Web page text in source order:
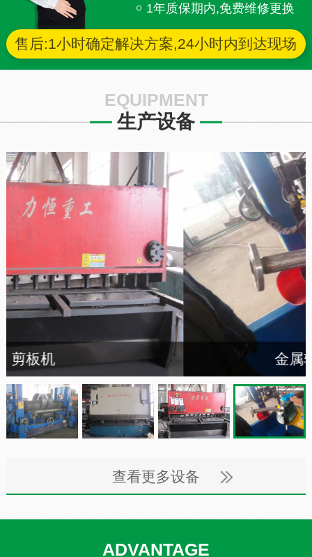
1年质保期内,免费维修更换
售后:1小时确定解决方案,24小时内到达现场
EQUIPMENT
生产设备
金属软管自动焊机
查看更多设备
ADVANTAGE